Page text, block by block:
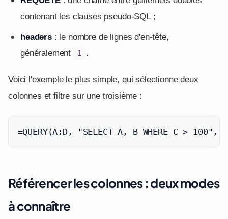
contenant les clauses pseudo-SQL ;
headers: le nombre de lignes d'en-tête,
généralement
1 .
Voici l'exemple le plus simple, qui sélectionne deux
colonnes et filtre sur une troisième :
=QUERY(A:D, "SELECT A, B WHERE C > 100",
Référencer les colonnes : deux modes
à connaître